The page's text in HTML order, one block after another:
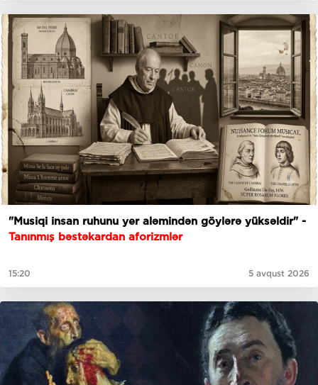
"Musiqi insan ruhunu yer aləmindən göylərə yüksəldir" -
Tanınmış bəstəkardan aforizmlər
15:20 5 avqust 2026